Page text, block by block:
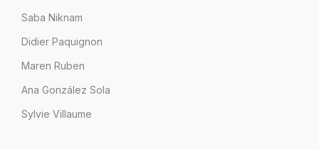
Saba Niknam
Didier Paquignon
Maren Ruben
Ana González Sola
Sylvie Villaume